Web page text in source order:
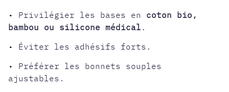
• Privilégier les bases en coton bio,
bambou ou silicone médical .
• Éviter les adhésifs forts.
• Préférer les bonnets souples
ajustables.